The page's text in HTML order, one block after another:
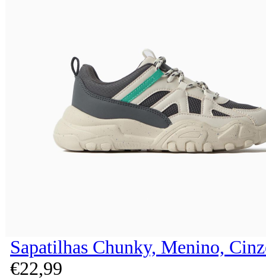
Sapatilhas Chunky, Menino,
€22,99